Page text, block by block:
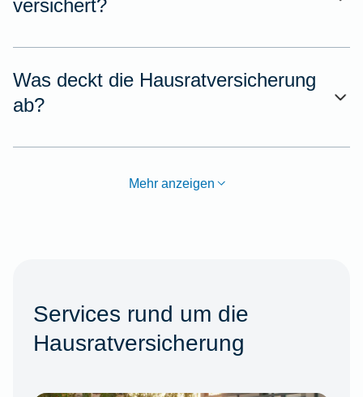
versichert?
Was deckt die Hausratversicherung
ab?
Mehr anzeigen
Services rund um die
Hausratversicherung